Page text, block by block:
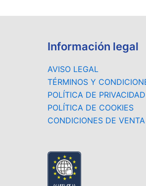
Información legal
AVISO LEGAL
TÉRMINOS Y
POLÍTICA DE PRIVACIDAD
POLÍTICA DE COOKIES
CONDICIONES DE VENTA